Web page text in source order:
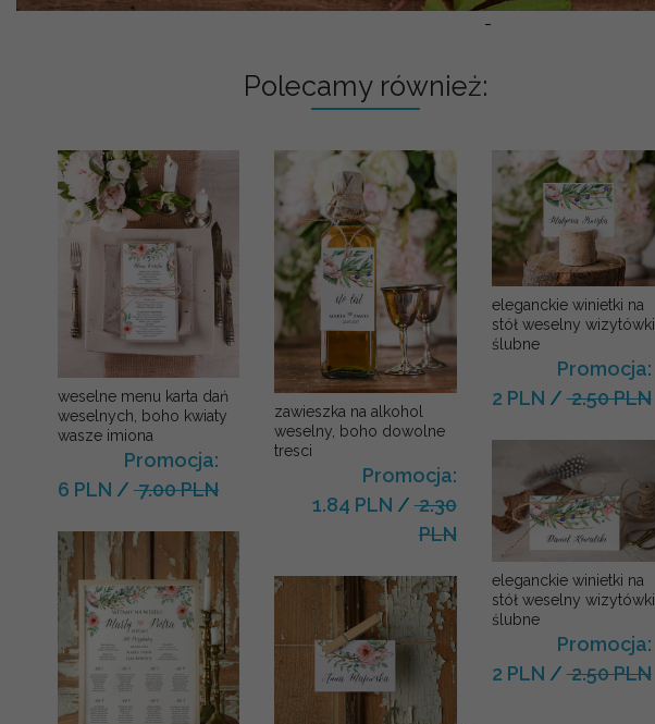
-
Polecamy również:
weselne menu karta dań
weselnych, boho kwiaty
wasze imiona
Promocja:
6 PLN / 7.00 PLN
zawieszka na alkohol
weselny, boho dowolne
tresci
Promocja:
1.84 PLN /2.30
PLN
eleganckie winietki na
stół weselny wizytówki
ślubne
Promocja:
2 PLN /2.50 PLN
eleganckie winietki na
stół weselny wizytówki
ślubne
Promocja:
2 PLN /2.50 PLN